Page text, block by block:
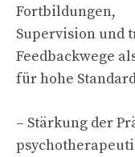
Fortbildungen,
Supervision und
Feedbackwege
für hohe
– Stärkung der